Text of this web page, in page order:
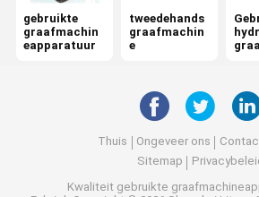
gebruikte
graafmachin
eapparatuur
tweedehands
graafmachin
e
Thuis Ongeveer ons
Sitemap
Kwaliteit gebruikte